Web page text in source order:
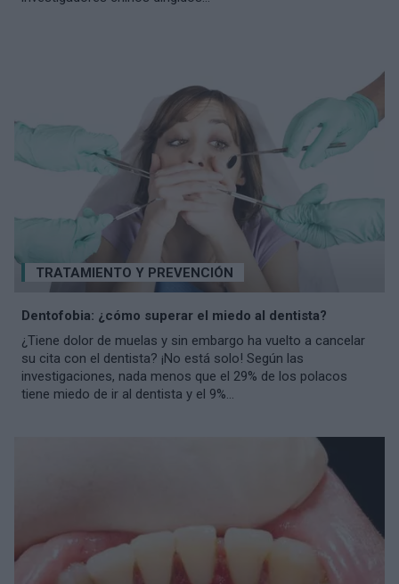
TRATAMIENTO Y PREVENCIÓN
Dentofobia: ¿cómo superar el miedo al dentista?
¿Tiene dolor de muelas y sin embargo ha vuelto a cancelar
su cita con el dentista? ¡No está solo! Según las
investigaciones, nada menos que el 29% de los polacos
tiene miedo de ir al dentista y el 9%...